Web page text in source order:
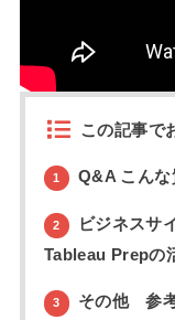
この記事で
1 Q&A こんな
2
ビジネスサ
Tableau Prepの
3 その他 参